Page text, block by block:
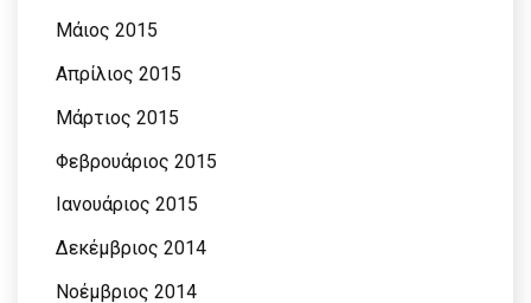
Μάιος 2015
Απρίλιος 2015
Μάρτιος 2015
Φεβρουάριος 2015
Ιανουάριος 2015
Δεκέμβριος 2014
Νοέμβριος 2014